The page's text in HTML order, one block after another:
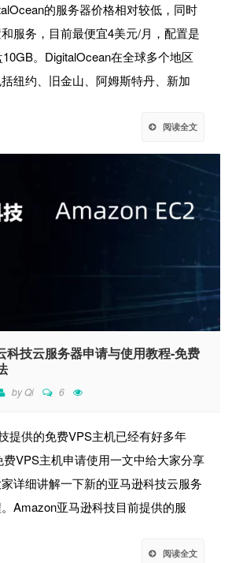
的服务器价格相对较低，同时
服务，目前最便宜4美元/月，配置是
。DigitalOcean在全球多个地区
纽约、旧金山、阿姆斯特丹、新加
阅读全文
技云服务器申请与使用教程-免费
byQi 6
提供的免费VPS主机已经有好多年
费VPS主机申请使用一文中给大家分享
详细讲解一下新的亚马逊科技云服务
Amazon亚马逊科技目前提供的服
阅读全文